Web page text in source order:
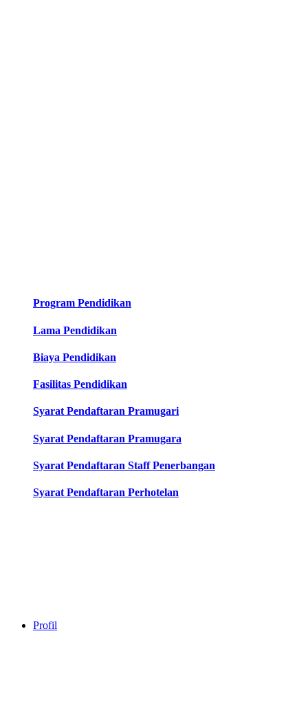
Program Pendidikan
Lama Pendidikan
Biaya Pendidikan
Fasilitas Pendidikan
Syarat Pendaftaran Pramugari
Syarat Pendaftaran Pramugara
Syarat Pendaftaran Staff Penerbangan
Syarat Pendaftaran Perhotelan
Profil